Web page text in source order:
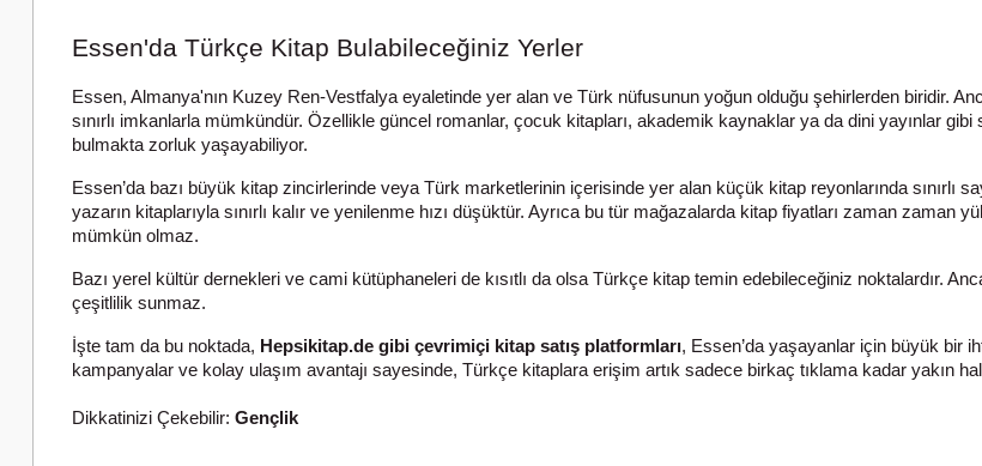
Essen'da Türkçe Kitap Bulabileceğiniz Yerler
Essen, Almanya'nın Kuzey Ren-Vestfalya eyaletinde yer alan ve Türk nüfusunun yoğun olduğu şehirlerden biridir.
sınırlı imkanlarla mümkündür. Özellikle güncel romanlar, çocuk kitapları, akademik kaynaklar ya da dini yayınlar
bulmakta zorluk yaşayabiliyor.
Essen’da bazı büyük kitap zincirlerinde veya Türk marketlerinin içerisinde yer alan küçük kitap reyonlarında sınırlı
yazarın kitaplarıyla sınırlı kalır ve yenilenme hızı düşüktür. Ayrıca bu tür mağazalarda kitap fiyatları zaman zaman
mümkün olmaz.
Bazı yerel kültür dernekleri ve cami kütüphaneleri de kısıtlı da olsa Türkçe kitap temin edebileceğiniz noktalardır.
çeşitlilik sunmaz.
İşte tam da bu noktada, Hepsikitap.de gibi çevrimiçi kitap satış platformları, Essen’da yaşayanlar için büyük bir
kampanyalar ve kolay ulaşım avantajı sayesinde, Türkçe kitaplara erişim artık sadece birkaç tıklama kadar yakın
Dikkatinizi Çekebilir: Gençlik